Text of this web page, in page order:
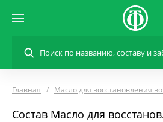
Главная Масло для восстановления
Состав Масло для